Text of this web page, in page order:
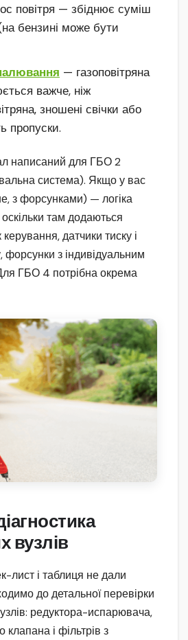
повітря — збіднює суміш
бензині може бути
— газоповітряна
важче, ніж
зношені свічки або
пропуски.
написаний для ГБО 2
система). Якщо у вас
з форсунками) — логіка
там додаються
датчики тиску і
форсунки з індивідуальним
ГБО 4 потрібна окрема
вузлів
лист і таблиця не дали
до детальної перевірки
редуктора-испарювача,
клапана і фільтрів з